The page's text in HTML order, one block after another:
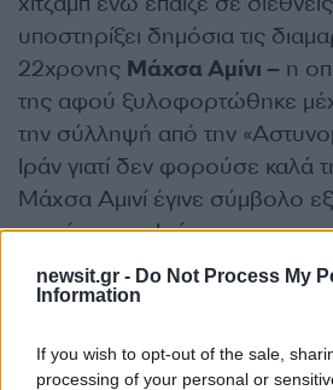
newsit.gr - Do Not Process My
Information
If you wish to opt-out of the sale,
processing of your personal or
υποστηρίξει δημόσια τις
22χρονης Μάχσα Αμίνι – η
της αφού ξυλοφορτώθηκε
την σύλληψή από την
Ιράν γιατί δεν φορούσε καλά
Μάχσα Αμινί έγινε σύμβολο
γυναίκες στο Ιράν.